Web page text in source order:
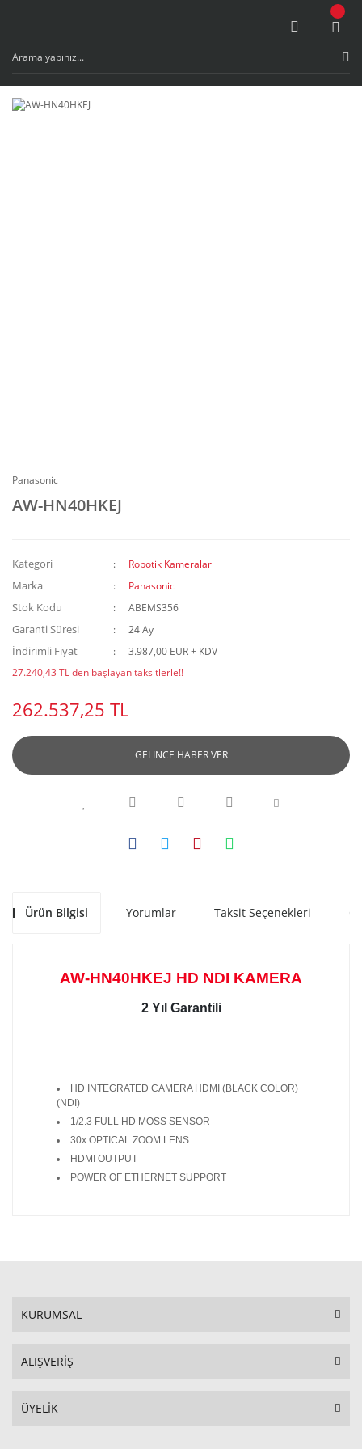
Panasonic
AW-HN40HKEJ
Kategori Robotik Kameralar
Marka Panasonic
Stok Kodu ABEMS356
Garanti Süresi 24 Ay
İndirimli Fiyat
3.987,00 EUR + KDV
27.240,43 TL den başlayan taksitlerle!!
262.537,25 TL
GELİNCE HABER VER
Ürün Bilgisi Yorumlar Taksit Seçenekleri
AW-HN40HKEJ HD NDI KAMERA
2 Yıl Garantili
HD INTEGRATED CAMERA HDMI (BLACK COLOR)
(NDI)
1/2.3 FULL HD MOSS SENSOR
30x OPTICAL ZOOM LENS
HDMI OUTPUT
POWER OF ETHERNET SUPPORT
KURUMSAL
ALIŞVERİŞ
ÜYELİK